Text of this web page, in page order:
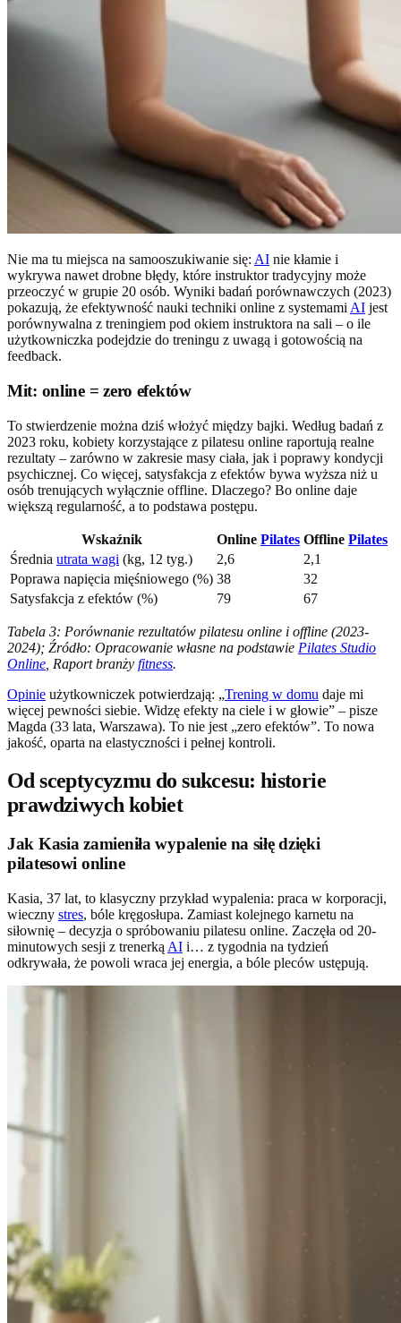
Nie ma tu miejsca na samooszukiwanie się: AI nie kłamie i
wykrywa nawet drobne błędy, które instruktor tradycyjny może
przeoczyć w grupie 20 osób. Wyniki badań porównawczych (2023)
pokazują, że efektywność nauki techniki online z systemami AI jest
porównywalna z treningiem pod okiem instruktora na sali – o ile
użytkowniczka podejdzie do treningu z uwagą i gotowością na
feedback.
Mit: online = zero efektów
To stwierdzenie można dziś włożyć między bajki. Według badań z
2023 roku, kobiety korzystające z pilatesu online raportują realne
rezultaty – zarówno w zakresie masy ciała, jak i poprawy kondycji
psychicznej. Co więcej, satysfakcja z efektów bywa wyższa niż u
osób trenujących wyłącznie offline. Dlaczego? Bo online daje
większą regularność, a to podstawa postępu.
Wskaźnik Online Pilates Offline Pilates
Średnia utrata wagi (kg, 12 tyg.) 2,6
2,1
Poprawa napięcia mięśniowego (%) 38
32
Satysfakcja z efektów (%)
79 67
Tabela 3: Porównanie rezultatów pilatesu online i offline (2023-
2024); Źródło: Opracowanie własne na podstawie Pilates Studio
Online , Raport branży fitness.
Opinie użytkowniczek potwierdzają: „Trening w domu daje mi
więcej pewności siebie. Widzę efekty na ciele i w głowie” – pisze
Magda (33 lata, Warszawa). To nie jest „zero efektów”. To nowa
jakość, oparta na elastyczności i pełnej kontroli.
Od sceptycyzmu do sukcesu: historie
prawdziwych kobiet
Jak Kasia zamieniła wypalenie na siłę dzięki
pilatesowi online
Kasia, 37 lat, to klasyczny przykład wypalenia: praca w korporacji,
wieczny stres, bóle kręgosłupa. Zamiast kolejnego karnetu na
siłownię – decyzja o spróbowaniu pilatesu online. Zaczęła od 20-
minutowych sesji z trenerką AI i… z tygodnia na tydzień
odkrywała, że powoli wraca jej energia, a bóle pleców ustępują.